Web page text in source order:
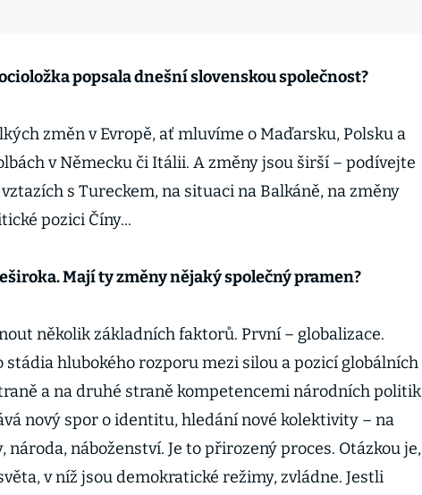
popsala dnešní slovenskou společnost?
změn v Evropě, ať mluvíme o Maďarsku, Polsku a
v Německu či Itálii. A změny jsou širší – podívejte
s Tureckem, na situaci na Balkáně, na změny
pozici Číny...
Mají ty změny nějaký společný pramen?
několik základních faktorů. První – globalizace.
stádia hlubokého rozporu mezi silou a pozicí globálních
a na druhé straně kompetencemi národních politik
nový spor o identitu, hledání nové kolektivity – na
národa, náboženství. Je to přirozený proces. Otázkou je,
v níž jsou demokratické režimy, zvládne. Jestli